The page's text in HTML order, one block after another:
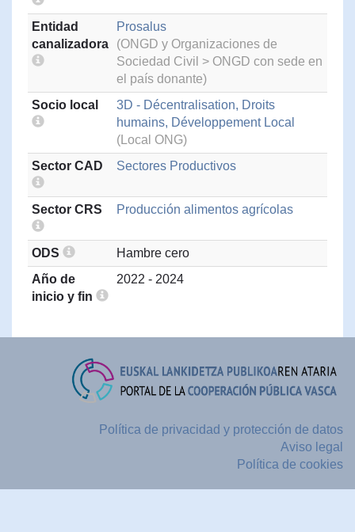
Entidad
canalizadora
Prosalus
(ONGD y Organizaciones de
Sociedad Civil > ONGD con sede en
el país donante)
Socio local
3D - Décentralisation, Droits
humains, Développement Local
(Local ONG)
Sector CAD
Sectores Productivos
Sector CRS Producción alimentos agrícolas
ODS
Hambre cero
Año de
inicio y fin
2022 - 2024
Política de privacidad y protección de datos
Aviso legal
Política de cookies